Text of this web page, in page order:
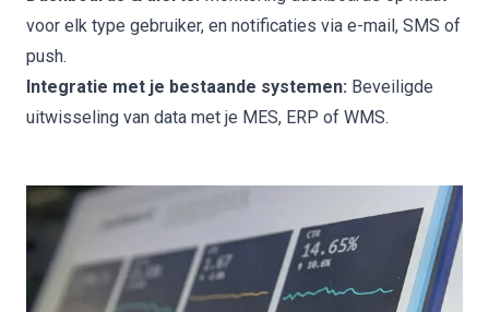
voor elk type gebruiker, en notificaties via e-mail, SMS of
push.
Integratie met je bestaande systemen: Beveiligde
uitwisseling van data met je MES, ERP of WMS.